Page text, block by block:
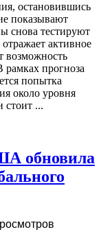
остановившись
показывают
снова тестируют
активное
возможность
рамках прогноза
попытка
около уровня
стоит ...
обновила